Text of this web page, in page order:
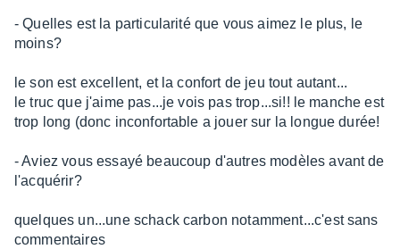
- Quelles est la particularité que vous aimez le plus, le
moins?
le son est excellent, et la confort de jeu tout autant...
le truc que j'aime pas...je vois pas trop...si!! le manche est
trop long (donc inconfortable a jouer sur la longue durée!
- Aviez vous essayé beaucoup d'autres modèles avant de
l'acquérir?
quelques un...une schack carbon notamment...c'est sans
commentaires